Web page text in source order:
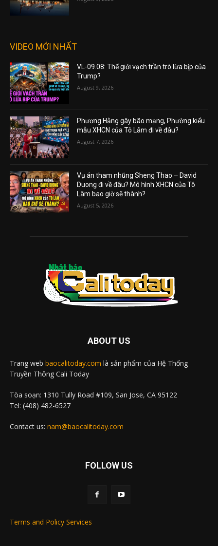
VIDEO MỚI NHẤT
VL-09.08: Thế giới vạch trần trò lừa bịp của
Trump?
August 9, 2026
Phương Hằng gây bão mạng, Phường kiểu
mẫu XHCN của Tô Lâm đi về đâu?
August 7, 2026
Vụ án tham nhũng Sheng Thao – David
Duong đi về đâu? Mô hình XHCN của Tô
Lâm bao giờ sẽ thành?
August 5, 2026
ABOUT US
Trang web baocalitoday.com là sản phẩm của Hệ Thống
Truyền Thông Cali Today
Tòa soạn: 1310 Tully Road #109, San Jose, CA 95122
Tel: (408) 482-6527
Contact us: nam@baocalitoday.com
FOLLOW US
Terms and Policy Services